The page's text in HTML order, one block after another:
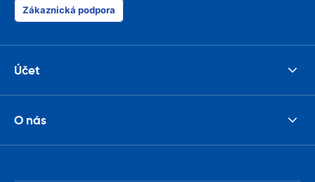
Zákaznická podpora
Účet
O nás